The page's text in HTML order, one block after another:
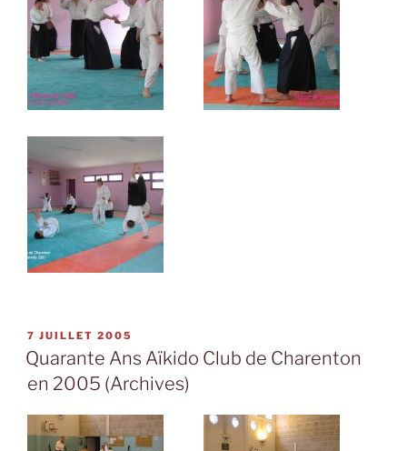
PUBLIÉ
LE
7 JUILLET 2005
Quarante Ans Aïkido Club de Charenton
en 2005 (Archives)